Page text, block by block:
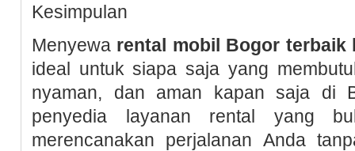
Kesimpulan
Menyewa rental mobil Bogor terbaik
ideal untuk siapa saja yang
nyaman, dan aman kapan saja di
penyedia layanan rental yang
merencanakan perjalanan Anda